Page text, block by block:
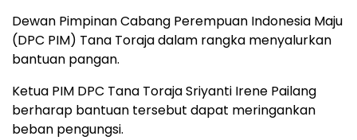
Dewan Pimpinan Cabang Perempuan Indonesia Maju
(DPC PIM) Tana Toraja dalam rangka menyalurkan
bantuan pangan.
Ketua PIM DPC Tana Toraja Sriyanti Irene Pailang
berharap bantuan tersebut dapat meringankan
beban pengungsi.